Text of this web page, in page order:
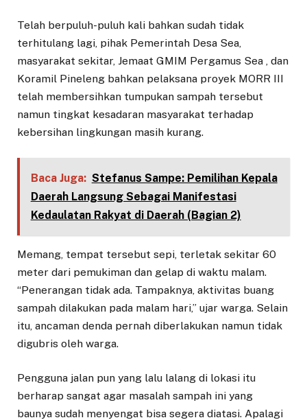
Telah berpuluh-puluh kali bahkan sudah tidak
terhitulang lagi, pihak Pemerintah Desa Sea,
masyarakat sekitar, Jemaat GMIM Pergamus Sea , dan
Koramil Pineleng bahkan pelaksana proyek MORR III
telah membersihkan tumpukan sampah tersebut
namun tingkat kesadaran masyarakat terhadap
kebersihan lingkungan masih kurang.
Baca Juga: Stefanus Sampe: Pemilihan Kepala
Daerah Langsung Sebagai Manifestasi
Kedaulatan Rakyat di Daerah (Bagian 2)
Memang, tempat tersebut sepi, terletak sekitar 60
meter dari pemukiman dan gelap di waktu malam.
“Penerangan tidak ada. Tampaknya, aktivitas buang
sampah dilakukan pada malam hari,” ujar warga. Selain
itu, ancaman denda pernah diberlakukan namun tidak
digubris oleh warga.
Pengguna jalan pun yang lalu lalang di lokasi itu
berharap sangat agar masalah sampah ini yang
baunya sudah menyengat bisa segera diatasi. Apalagi